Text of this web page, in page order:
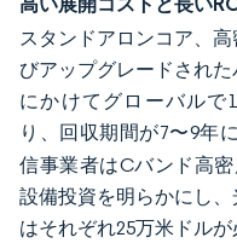
スタンドアロンコア、
びアップグレードされ
にかけてグローバルで
り、回収期間が7〜9年
信事業者はCバンド高
設備投資を明らかにし
はそれぞれ25万米ドル